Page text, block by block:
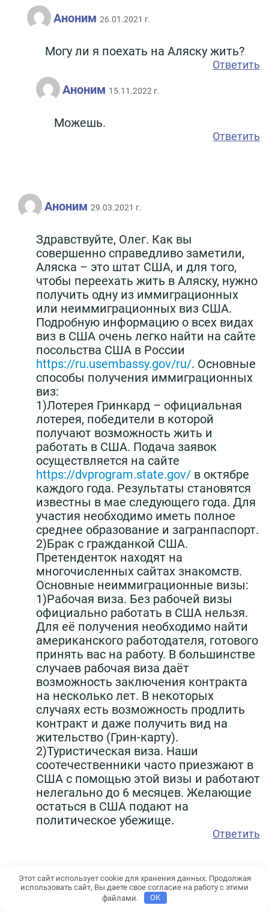
Аноним 26.01.2021 г.
Могу ли я поехать на Аляску жить?
Ответить
Аноним 15.11.2022 г.
Можешь.
Ответить
Аноним 29.03.2021 г.
Здравствуйте, Олег. Как вы
совершенно справедливо заметили,
Аляска – это штат США, и для того,
чтобы переехать жить в Аляску, нужно
получить одну из иммиграционных
или неиммиграционных виз США.
Подробную информацию о всех видах
виз в США очень легко найти на сайте
посольства США в России
https://ru.usembassy.gov/ru/. Основные
способы получения иммиграционных
виз:
1)Лотерея Гринкард – официальная
лотерея, победители в которой
получают возможность жить и
работать в США. Подача заявок
осуществляется на сайте
https://dvprogram.state.gov/ в октябре
каждого года. Результаты становятся
известны в мае следующего года. Для
участия необходимо иметь полное
среднее образование и загранпаспорт.
2)Брак с гражданкой США.
Претенденток находят на
многочисленных сайтах знакомств.
Основные неиммиграционные визы:
1)Рабочая виза. Без рабочей визы
официально работать в США нельзя.
Для её получения необходимо найти
американского работодателя, готового
принять вас на работу. В большинстве
случаев рабочая виза даёт
возможность заключения контракта
на несколько лет. В некоторых
случаях есть возможность продлить
контракт и даже получить вид на
жительство (Грин-карту).
2)Туристическая виза. Наши
соотечественники часто приезжают в
США с помощью этой визы и работают
нелегально до 6 месяцев. Желающие
остаться в США подают на
политическое убежище.
Ответить
SeaWolf 15.01.2022 г.
Этот сайт использует cookie для хранения данных. Продолжая
использовать сайт, Вы даете свое согласие на работу с этими
файлами.
OK